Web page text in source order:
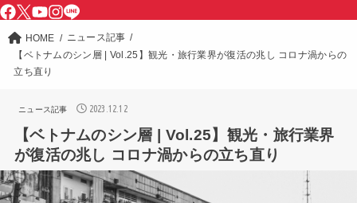
HOME
ニュース記事
【ベトナムのシン層 | Vol.25】観光・旅行業界が復活の兆し コロナ渦からの
立ち直り
ニュース記事 2023.12.12
【ベトナムのシン層 | Vol.25】観光・旅行業界
が復活の兆し コロナ渦からの立ち直り